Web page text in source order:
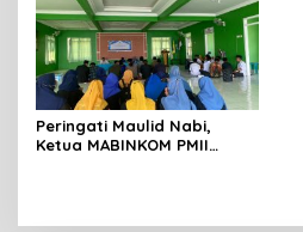
Peringati Maulid Nabi,
Ketua MABINKOM PMII